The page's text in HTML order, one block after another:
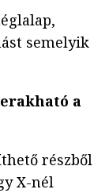
semelyik
a
részből
X-nél